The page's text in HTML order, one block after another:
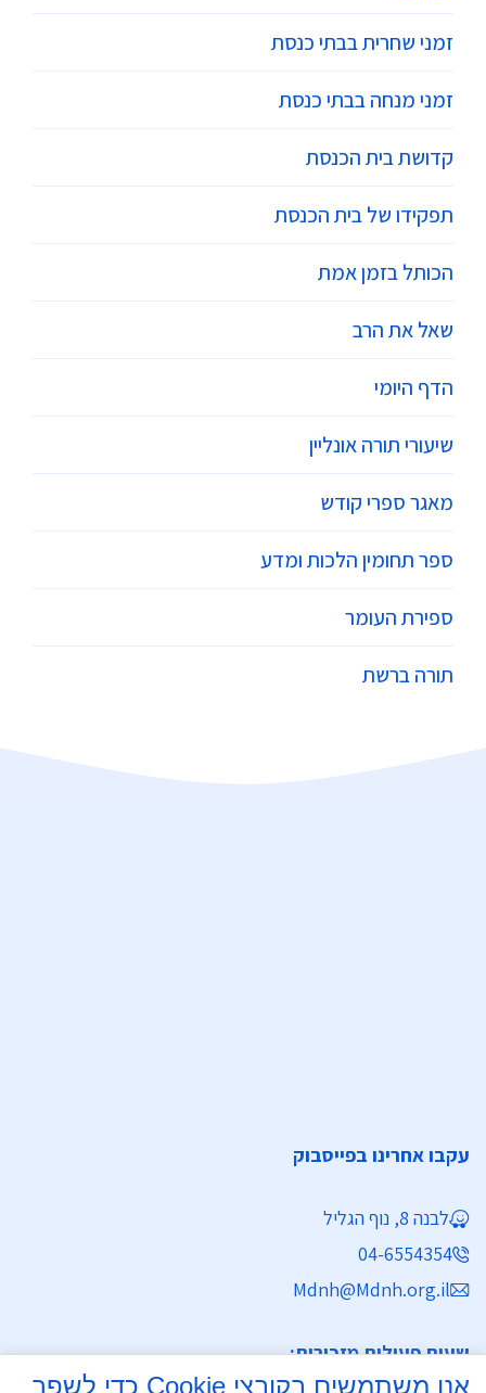
זמני שחרית בבתי כנסת
זמני מנחה בבתי כנסת
קדושת בית הכנסת
תפקידו של בית הכנסת
הכותל בזמן אמת
שאל את הרב
הדף היומי
שיעורי תורה אונליין
מאגר ספרי קודש
ספר תחומין הלכות ומדע
ספירת העומר
תורה ברשת
עקבו אחרינו בפייסבוק
לבנה 8, נוף הגליל
04-6554354
Mdnh@Mdnh.org.il
שעות פעילות מזכירות:
אנו משתמשים בקובצי Cookie כדי לשפר